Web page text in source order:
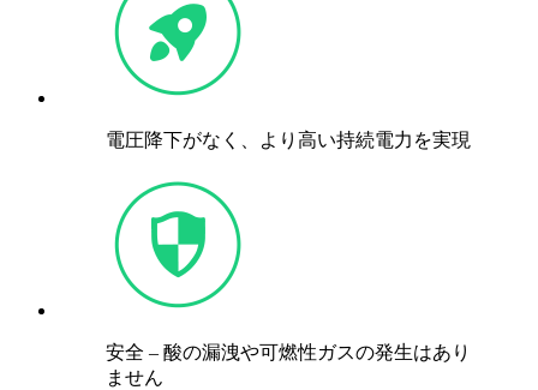
電圧降下がなく、より高い持続電力を実現
安全 – 酸の漏洩や可燃性ガスの発生はあり
ません